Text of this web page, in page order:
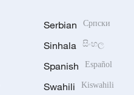
Serbian Српски
Sinhala සිංහල
Spanish Español
Swahili Kiswahili